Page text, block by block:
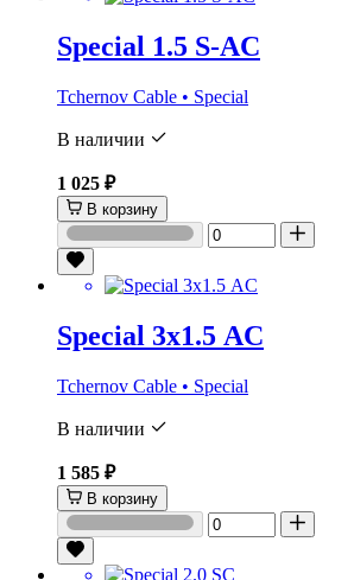
Special 1.5 S-AC
Tchernov Cable • Special
В наличии
1 025 ₽
В корзину
Special 3х1.5 AC
Tchernov Cable • Special
В наличии
1 585 ₽
В корзину